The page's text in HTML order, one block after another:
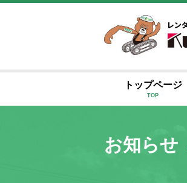
トップページ
TOP
お知らせ